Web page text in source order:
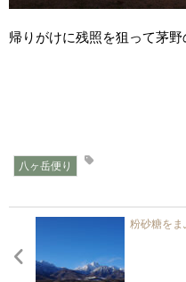
帰りがけに残照を狙って茅野
八ヶ岳便り
粉砂糖を